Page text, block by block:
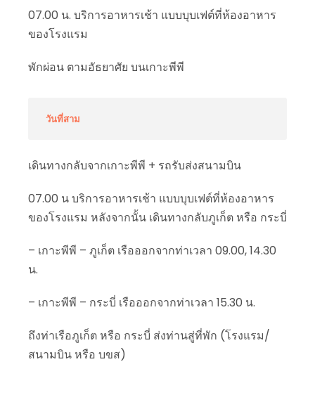
07.00 น. บริการอาหารเช้า แบบบุบเฟต์ที่ห้องอาหาร
ของโรงแรม
พักผ่อน ตามอัธยาศัย บนเกาะพีพี
วันที่สาม
เดินทางกลับจากเกาะพีพี + รถรับส่งสนามบิน
07.00 น บริการอาหารเช้า แบบบุบเฟต์ที่ห้องอาหาร
ของโรงแรม หลังจากนั้น เดินทางกลับภูเก็ต หรือ กระบี่
– เกาะพีพี – ภูเก็ต เรือออกจากท่าเวลา 09.00, 14.30
น.
– เกาะพีพี – กระบี่ เรือออกจากท่าเวลา 15.30 น.
ถึงท่าเรือภูเก็ต หรือ กระบี่ ส่งท่านสู่ที่พัก (โรงแรม/
สนามบิน หรือ บขส)